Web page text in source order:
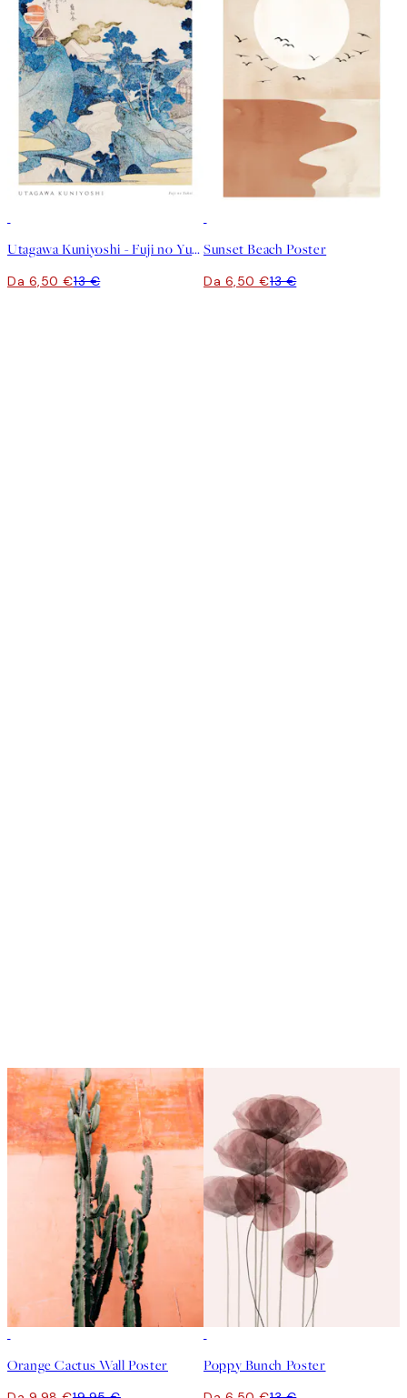
Utagawa Kuniyoshi - Fuji no Yukei Poster
Da 6,50 €13 €
Sunset Beach Poster
Da 6,50 €13 €
Orange Cactus Wall Poster Poppy Bunch Poster